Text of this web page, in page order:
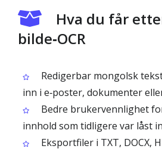
Hva du får
bilde‑OCR
Redigerbar mongolsk
inn i e‑poster, dokumenter
Bedre brukervennlighet
innhold som tidligere var låst
Eksportfiler i TXT, DOCX,